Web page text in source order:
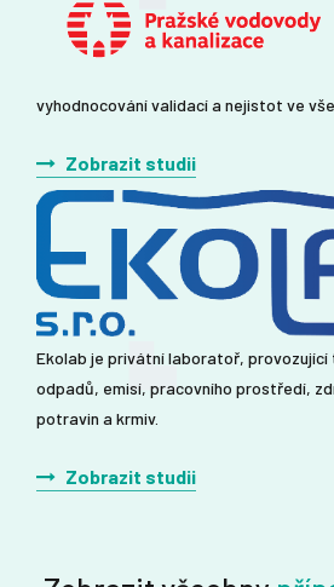
vyhodnocování validací a nejistot ve
Zobrazit studii
Ekolab je privátní laboratoř,
odpadů, emisí, pracovního prostředí,
potravin a krmiv.
Zobrazit studii